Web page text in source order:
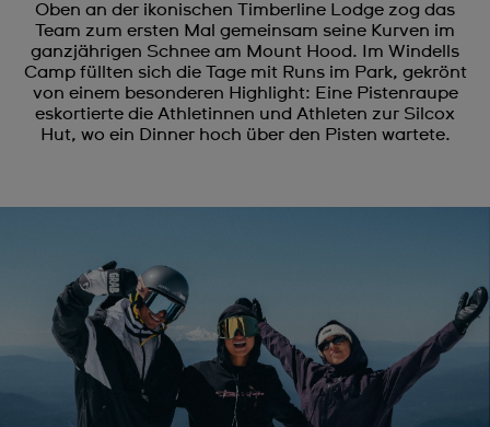
Oben an der ikonischen Timberline Lodge zog das
Team zum ersten Mal gemeinsam seine Kurven im
ganzjährigen Schnee am Mount Hood. Im Windells
Camp füllten sich die Tage mit Runs im Park, gekrönt
von einem besonderen Highlight: Eine Pistenraupe
eskortierte die Athletinnen und Athleten zur Silcox
Hut, wo ein Dinner hoch über den Pisten wartete.